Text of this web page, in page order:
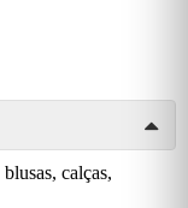
blusas, calças,